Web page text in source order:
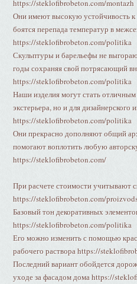
https://steklofibrobeton.com/montazh
Они имеют высокую устойчивость
боятся перепада температур в
https://steklofibrobeton.com/politika
Скульптуры и барельефы не
годы сохраняя свой потрясающий
https://steklofibrobeton.com/politika
Наши изделия могут стать
экстерьера, но и для
https://steklofibrobeton.com/politika
Они прекрасно дополняют общий
помогают воплотить любую
https://steklofibrobeton.com/
При расчете стоимости учитывают
https://steklofibrobeton.com/
Базовый тон декоративных
https://steklofibrobeton.com/politika
Его можно изменить с помощью
рабочего раствора https://
Последний вариант обойдется
уходе за фасадом дома https://